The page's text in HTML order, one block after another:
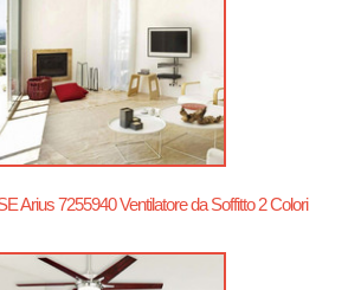
Arius 7255940 Ventilatore da Soffitto 2 Colori